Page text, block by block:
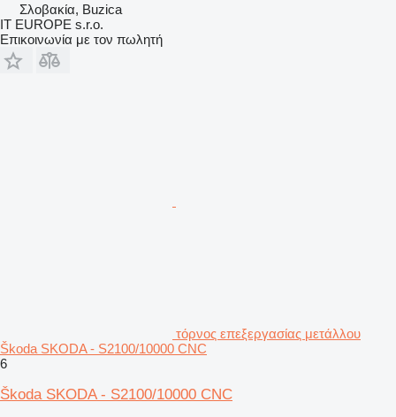
Σλοβακία, Buzica
IT EUROPE s.r.o.
Επικοινωνία με τον πωλητή
τόρνος επεξεργασίας μετάλλου
Škoda SKODA - S2100/10000 CNC
6
Škoda SKODA - S2100/10000 CNC